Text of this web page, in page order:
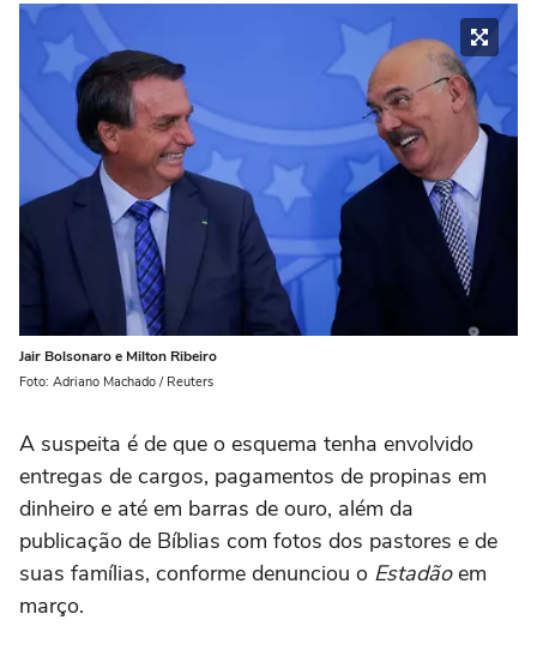
Jair Bolsonaro e Milton Ribeiro
Foto: Adriano Machado / Reuters
A suspeita é de que o esquema tenha envolvido
entregas de cargos, pagamentos de propinas em
dinheiro e até em barras de ouro, além da
publicação de Bíblias com fotos dos pastores e de
suas famílias, conforme denunciou o Estadãoem
março.